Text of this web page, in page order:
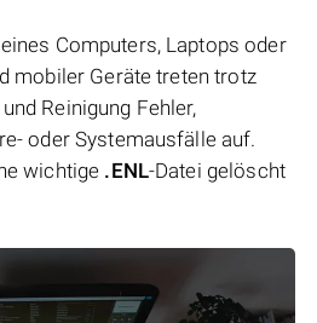
Computers, Laptops oder
mobiler Geräte treten trotz
Reinigung Fehler,
oder Systemausfälle auf.
wichtige .ENL-Datei gelöscht